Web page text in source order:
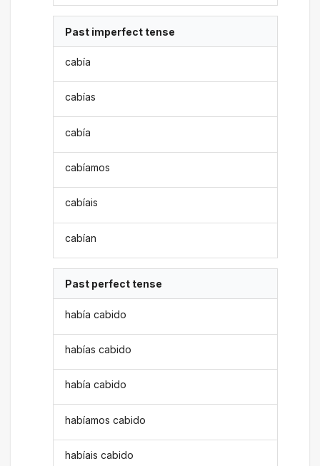
Past imperfect tense
cabía
cabías
cabía
cabíamos
cabíais
cabían
Past perfect tense
había cabido
habías cabido
había cabido
habíamos cabido
habíais cabido